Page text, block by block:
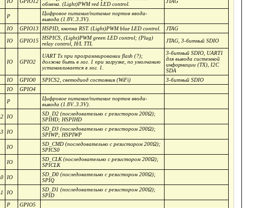
обмена. (Light)PWM red LED control.
P
Цифровое питание/питание портов ввода-
вывода (1.8V..3.3V).
IO GPIO13 HSPID, кнопка RST. (Light)PWM blue LED control. JTAG
IO GPIO15
HSPICS, (Light)PWM green LED control; (Plug)
relay control, H/L TTL
JTAG, 3-битный SDIO
IO GPIO2
UART Tx при программировании flash (?);
должна быть в лог. 1 при загрузке, по умолчанию
устанавливается в лог. 1.
3-битный SDIO, UART1
для вывода системной
информации (TX), I2C
SDA
IO GPIO0 SPICS2, светодиод состояния (WiFi)
3-битный SDIO
IO GPIO4
P
Цифровое питание/питание портов ввода-
вывода (1.8V..3.3V).
IO
SD_D2 (последовательно с резистором 200Ω);
SPIHD; HSPIHD
IO
SD_D3 (последовательно с резистором 200Ω);
SPIWP; HSPIWP
IO
SD_CMD (последовательно с резистором 200Ω);
SPICS0
IO
SD_CLK (последовательно с резистором 200Ω);
SPICLK
IO
SD_D0 (последовательно с резистором 200Ω);
SPIQ
IO
SD_D1 (последовательно с резистором 200Ω);
SPID
P
GPIO5